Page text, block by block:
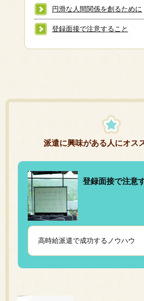
円滑な人間関係を創るために
登録面接で注意すること
派遣に興味がある人にオス
登録面接で注意
高時給派遣で成功するノウハウ